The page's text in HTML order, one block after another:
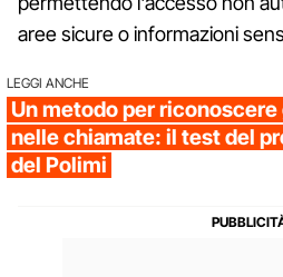
aree sicure o informazioni
LEGGI ANCHE
Un metodo per
nelle chiamate: il test del
del Polimi